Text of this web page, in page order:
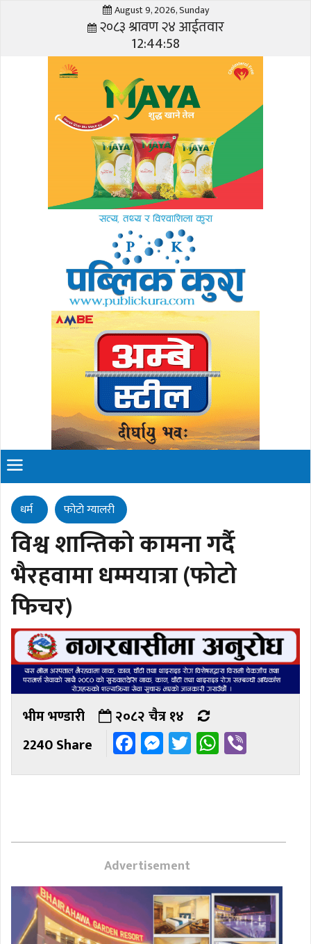
August 9, 2026, Sunday
२०८३ श्रावण २४ आईतवार
12:44:59
धर्म फोटो ग्यालरी
विश्व शान्तिको कामना गर्दै
भैरहवामा धम्मयात्रा (फोटो
फिचर)
भीम भण्डारी
२०८२ चैत्र १४
2240 Share
Facebook
Messenger
Twitter
Advertisement